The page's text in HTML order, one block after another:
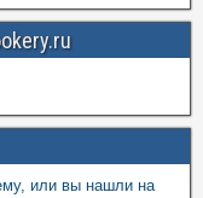
или вы нашли на